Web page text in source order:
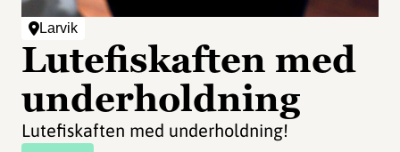
Larvik
Lutefiskaften med
underholdning
Lutefiskaften med underholdning!